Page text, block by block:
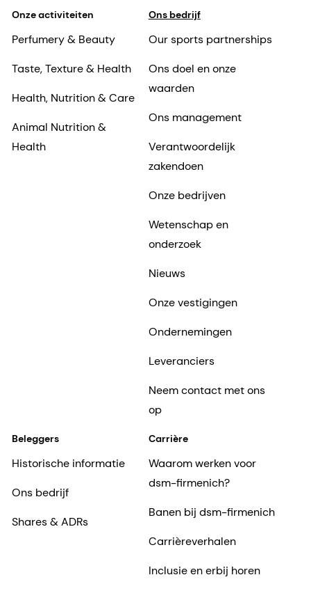
Onze activiteiten
Perfumery & Beauty
Taste, Texture & Health
Health, Nutrition & Care
Animal Nutrition &
Health
Ons bedrijf
Our sports partnerships
Ons doel en onze
waarden
Ons management
Verantwoordelijk
zakendoen
Onze bedrijven
Wetenschap en
onderzoek
Nieuws
Onze vestigingen
Ondernemingen
Leveranciers
Neem contact met ons
op
Beleggers
Historische informatie
Ons bedrijf
Shares & ADRs
Carrière
Waarom werken voor
dsm-firmenich?
Banen bij dsm-firmenich
Carrièreverhalen
Inclusie en erbij horen